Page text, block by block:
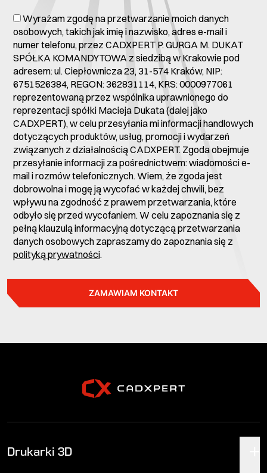
Wyrażam zgodę na przetwarzanie moich danych
osobowych, takich jak imię i nazwisko, adres e-mail i
numer telefonu, przez CADXPERT P. GURGA M. DUKAT
SPÓŁKA KOMANDYTOWA z siedzibą w Krakowie pod
adresem: ul. Ciepłownicza 23, 31-574 Kraków, NIP:
6751526384, REGON: 362831114, KRS: 0000977061
reprezentowaną przez wspólnika uprawnionego do
reprezentacji spółki Macieja Dukata (dalej jako
CADXPERT), w celu przesyłania mi informacji handlowych
dotyczących produktów, usług, promocji i wydarzeń
związanych z działalnością CADXPERT. Zgoda obejmuje
przesyłanie informacji za pośrednictwem: wiadomości e-
mail i rozmów telefonicznych. Wiem, że zgoda jest
dobrowolna i mogę ją wycofać w każdej chwili, bez
wpływu na zgodność z prawem przetwarzania, które
odbyło się przed wycofaniem. W celu zapoznania się z
pełną klauzulą informacyjną dotyczącą przetwarzania
danych osobowych zapraszamy do zapoznania się z
polityką prywatności.
ZAMAWIAM KONTAKT
Drukarki 3D